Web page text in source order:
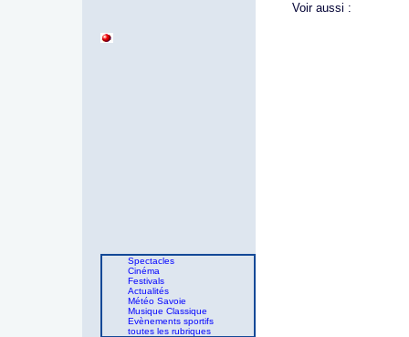
Spectacles
Cinéma
Festivals
Actualités
Météo Savoie
Musique Classique
Evènements sportifs
toutes les rubriques
Voir aussi :